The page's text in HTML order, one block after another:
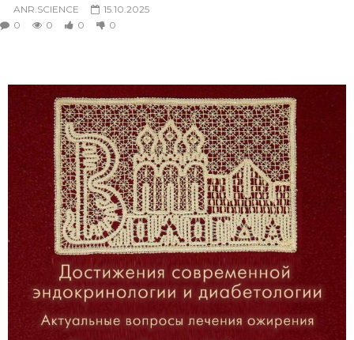
ANR.SCIENCE
15.10.2025
0
0 0 0